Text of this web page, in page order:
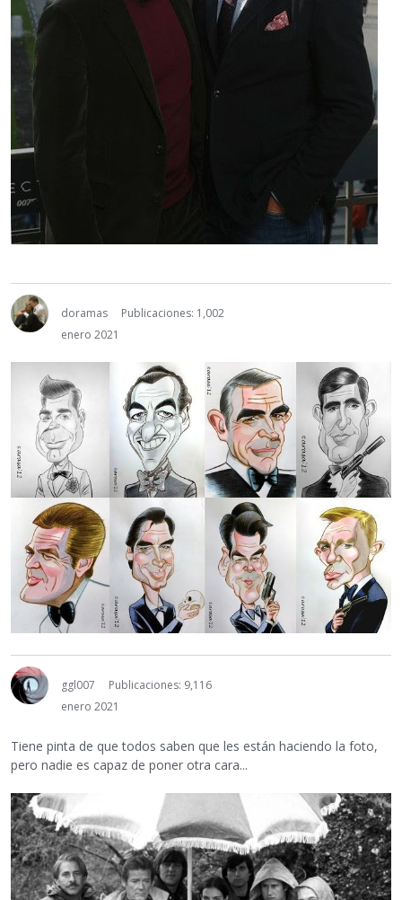
doramas
Publicaciones: 1,002
enero 2021
ggl007
Publicaciones: 9,116
enero 2021
Tiene pinta de que todos saben que les están haciendo la foto,
pero nadie es capaz de poner otra cara...